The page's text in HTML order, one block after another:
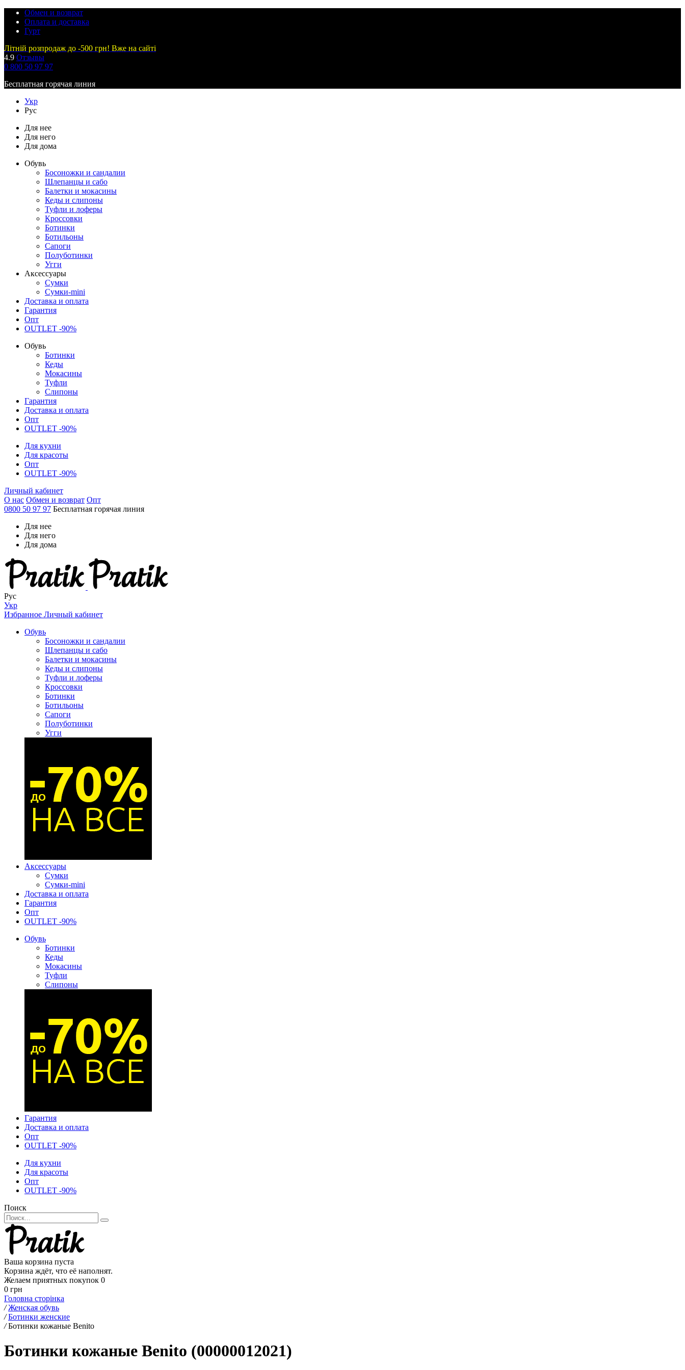
Обмен и возврат
Оплата и доставка
Гурт
Літній розпродаж до -500 грн! Вже на сайті
4.9 Отзывы
0 800 50 97 97
Бесплатная горячая линия
Укр
Рус
Для нее
Для него
Для дома
Обувь
Босоножки и сандалии
Шлепанцы и сабо
Балетки и мокасины
Кеды и слипоны
Туфли и лоферы
Кроссовки
Ботинки
Ботильоны
Сапоги
Полуботинки
Угги
Аксессуары
Сумки
Сумки-mini
Доставка и оплата
Гарантия
Опт
OUTLET -90%
Обувь
Ботинки
Кеды
Мокасины
Туфли
Слипоны
Гарантия
Доставка и оплата
Опт
OUTLET -90%
Для кухни
Для красоты
Опт
OUTLET -90%
Личный кабинет
О нас Обмен и возврат Опт
0800 50 97 97 Бесплатная горячая линия
Для нее
Для него
Для дома
Рус
Укр
Избранное Личный кабинет
Обувь
Босоножки и сандалии
Шлепанцы и сабо
Балетки и мокасины
Кеды и слипоны
Туфли и лоферы
Кроссовки
Ботинки
Ботильоны
Сапоги
Полуботинки
Угги
Аксессуары
Сумки
Сумки-mini
Доставка и оплата
Гарантия
Опт
OUTLET -90%
Обувь
Ботинки
Кеды
Мокасины
Туфли
Слипоны
Гарантия
Доставка и оплата
Опт
OUTLET -90%
Для кухни
Для красоты
Опт
OUTLET -90%
Поиск
Ваша корзина пуста
Корзина ждёт, что её наполнят.
Желаем приятных покупок 0
0 грн
Головна сторінка
/ Женская обувь
/ Ботинки женские
/ Ботинки кожаные Benito
Ботинки кожаные Benito (00000012021)